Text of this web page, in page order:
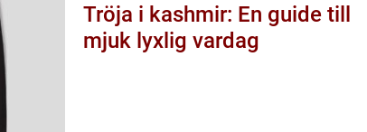
Tröja i kashmir: En guide till
mjuk lyxlig vardag